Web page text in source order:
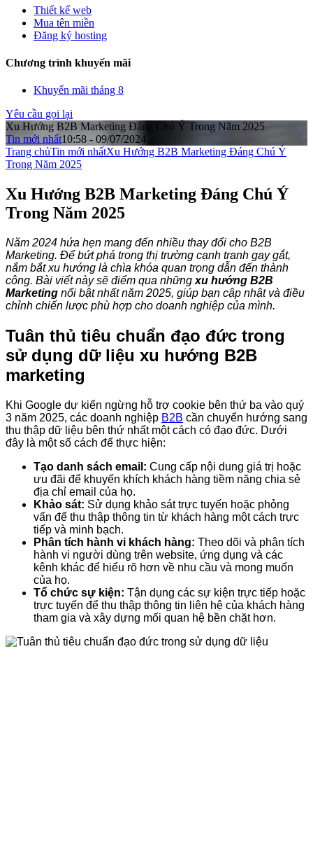
Thiết kế web
Mua tên miền
Đăng ký hosting
Chương trình khuyến mãi
Khuyến mãi tháng 8
Yêu cầu gọi lại
Xu Hướng B2B Marketing Đáng Chú Ý Trong Năm 2025
Tin mới nhất10:58 - 09/07/2024
Trang chủTin mới nhấtXu Hướng B2B Marketing Đáng Chú Ý
Trong Năm 2025
Xu Hướng B2B Marketing Đáng Chú Ý
Trong Năm 2025
Năm 2024 hứa hẹn mang đến nhiều thay đổi cho B2B
Marketing. Để bứt phá trong thị trường cạnh tranh gay gắt,
nắm bắt xu hướng là chìa khóa quan trọng dẫn đến thành
công. Bài viết này sẽ điểm qua những xu hướng B2B
Marketing nổi bật nhất năm 2025, giúp bạn cập nhật và điều
chỉnh chiến lược phù hợp cho doanh nghiệp của mình.
Tuân thủ tiêu chuẩn đạo đức trong
sử dụng dữ liệu xu hướng B2B
marketing
Khi Google dự kiến ngừng hỗ trợ cookie bên thứ ba vào quý
3 năm 2025, các doanh nghiệp B2B cần chuyển hướng sang
thu thập dữ liệu bên thứ nhất một cách có đạo đức. Dưới
đây là một số cách để thực hiện:
Tạo danh sách email: Cung cấp nội dung giá trị hoặc
ưu đãi để khuyến khích khách hàng tiềm năng chia sẻ
địa chỉ email của họ.
Khảo sát: Sử dụng khảo sát trực tuyến hoặc phỏng
vấn để thu thập thông tin từ khách hàng một cách trực
tiếp và minh bạch.
Phân tích hành vi khách hàng: Theo dõi và phân tích
hành vi người dùng trên website, ứng dụng và các
kênh khác để hiểu rõ hơn về nhu cầu và mong muốn
của họ.
Tổ chức sự kiện: Tận dụng các sự kiện trực tiếp hoặc
trực tuyến để thu thập thông tin liên hệ của khách hàng
tham gia và xây dựng mối quan hệ bền chặt hơn.